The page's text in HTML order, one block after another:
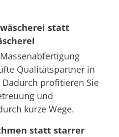
statt
Qualitätspartner in
profitieren Sie
und
kurze Wege.
statt starrer